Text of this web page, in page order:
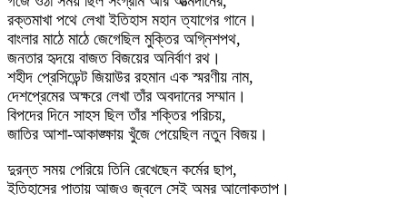
রক্তমাখা পথে লেখা ইতিহাস মহান ত্যাগের গানে।
বাংলার মাঠে মাঠে জেগেছিল মুক্তির অগ্নিশপথ,
জনতার হৃদয়ে বাজত বিজয়ের অনির্বাণ রথ।
শহীদ প্রেসিডেন্ট জিয়াউর রহমান এক স্মরণীয় নাম,
দেশপ্রেমের অক্ষরে লেখা তাঁর অবদানের সম্মান।
বিপদের দিনে সাহস ছিল তাঁর শক্তির পরিচয়,
জাতির আশা-আকাঙ্ক্ষায় খুঁজে পেয়েছিল নতুন বিজয়।
দুরন্ত সময় পেরিয়ে তিনি রেখেছেন কর্মের ছাপ,
ইতিহাসের পাতায় আজও জ্বলে সেই অমর আলোকতাপ।